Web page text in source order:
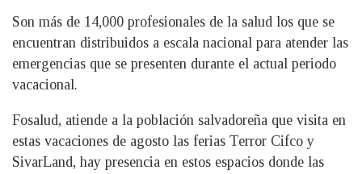
Son más de 14,000 profesionales de la salud los que se
encuentran distribuidos a escala nacional para atender las
emergencias que se presenten durante el actual periodo
vacacional.
Fosalud, atiende a la población salvadoreña que visita en
estas vacaciones de agosto las ferias Terror Cifco y
SivarLand, hay presencia en estos espacios donde las